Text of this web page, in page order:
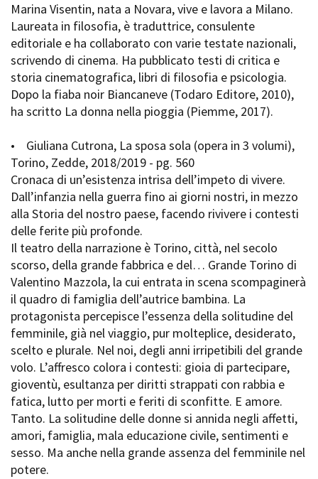
Marina Visentin, nata a Novara, vive e lavora a Milano.
Laureata in filosofia, è traduttrice, consulente
editoriale e ha collaborato con varie testate nazionali,
scrivendo di cinema. Ha pubblicato testi di critica e
storia cinematografica, libri di filosofia e psicologia.
Dopo la fiaba noir Biancaneve (Todaro Editore, 2010),
ha scritto La donna nella pioggia (Piemme, 2017).
• Giuliana Cutrona, La sposa sola (opera in 3 volumi),
Torino, Zedde, 2018/2019 - pg. 560
Cronaca di un’esistenza intrisa dell’impeto di vivere.
Dall’infanzia nella guerra fino ai giorni nostri, in mezzo
alla Storia del nostro paese, facendo rivivere i contesti
delle ferite più profonde.
Il teatro della narrazione è Torino, città, nel secolo
scorso, della grande fabbrica e del… Grande Torino di
Valentino Mazzola, la cui entrata in scena scompaginerà
il quadro di famiglia dell’autrice bambina. La
protagonista percepisce l’essenza della solitudine del
femminile, già nel viaggio, pur molteplice, desiderato,
scelto e plurale. Nel noi, degli anni irripetibili del grande
volo. L’affresco colora i contesti: gioia di partecipare,
gioventù, esultanza per diritti strappati con rabbia e
fatica, lutto per morti e feriti di sconfitte. E amore.
Tanto. La solitudine delle donne si annida negli affetti,
amori, famiglia, mala educazione civile, sentimenti e
sesso. Ma anche nella grande assenza del femminile nel
potere.